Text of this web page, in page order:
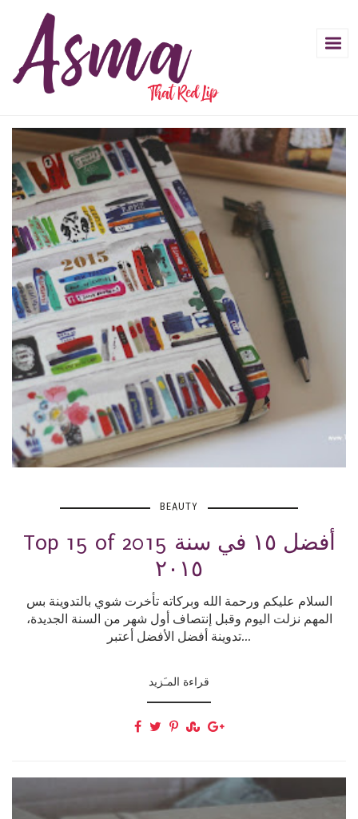
BEAUTY
Top 15 of 2015 أفضل ١٥ في سنة
٢٠١٥
السلام عليكم ورحمة الله وبركاته تأخرت شوي بالتدوينة بس
المهم نزلت اليوم وقبل إنتصاف أول شهر من السنة الجديدة،
تدوينة أفضل الأفضل أعتبر...
قراءة المـَزيد